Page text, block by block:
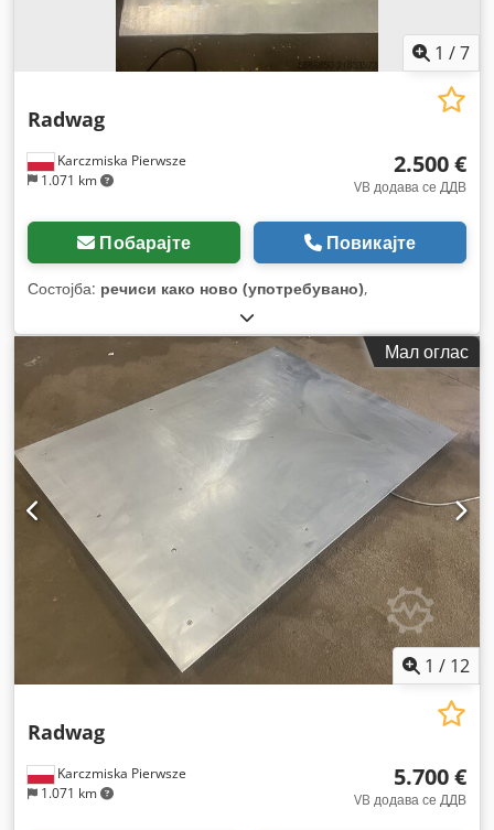
1 /7
Karczmiska Pierwsze
1.071 km
Radwag
2.500 €
VB додава се ДДВ
Побарајте Повикајте
Состојба: речиси како ново (употребувано),
Мал оглас
1 / 12
Karczmiska Pierwsze
1.071 km
Radwag
5.700 €
VB додава се ДДВ